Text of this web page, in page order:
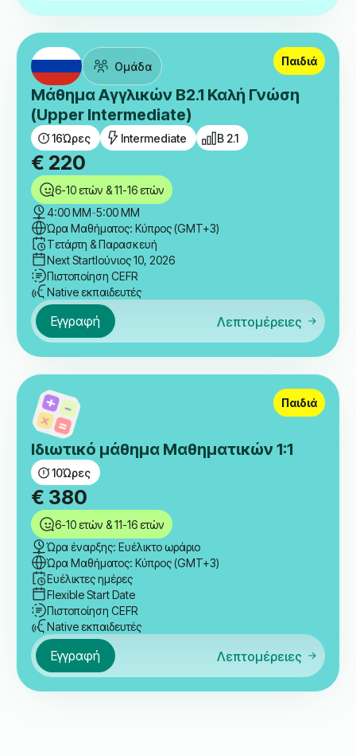
Ομάδα
Μάθημα Αγγλικών B2.1 Καλή Γνώση
(Upper Intermediate)
16Ώρες Intermediate B 2.1
Παιδιά
€ 220
6-10 ετών & 11-16 ετών
4:00 ΜΜ-5:00 ΜΜ
Ώρα Μαθήματος: Κύπρος (GMT+3)
Τετάρτη & Παρασκευή
Next StartΙούνιος 10, 2026
Πιστοποίηση CEFR
Native εκπαιδευτές
Εγγραφή Λεπτομέρειες
Ιδιωτικό μάθημα Μαθηματικών 1:1
10Ώρες
Παιδιά
€ 380
6-10 ετών & 11-16 ετών
Ώρα έναρξης: Ευέλικτο ωράριο
Ώρα Μαθήματος: Κύπρος (GMT+3)
Ευέλικτες ημέρες
Flexible Start Date
Πιστοποίηση CEFR
Native εκπαιδευτές
Εγγραφή Λεπτομέρειες